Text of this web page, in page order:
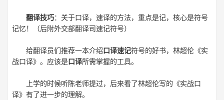
翻译技巧：关于口译，速译的方法，重点是记，核心是符号
记忆！（后附外交部翻译司速记符号）
给翻译员们推荐一本介绍 口译速记符号的好书，林超伦《实
战口译》。应该是口译所需掌握的工具。
上学的时候听陈老师提过，后来看了林超伦写的《实战口
译》有了进一步的理解。